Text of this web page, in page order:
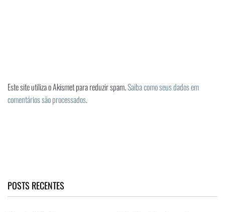
Este site utiliza o Akismet para reduzir spam.Saiba como seus dados em
comentários são processados.
POSTS RECENTES